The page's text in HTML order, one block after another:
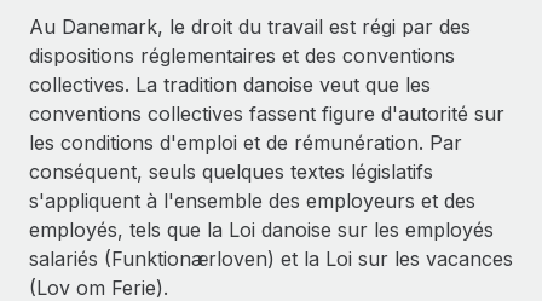
SERVICES
Demandez aux experts
Recevez des conseils d’experts sur les RH à
l’international et la conformité
Contrôles d’antécédents
Simplifiez vos processus de présélection des
candidats
Devenir partenaire
Explorez avec nous vos opportunités de partenariat
Bientôt disponible
Conseil en intégrations et automatisations assistées par
l’IA
ÉTUDES DE CAS
Salle de presse
Données sur les salaires et les talents
Centre de ressources
Obtenir de l’aide
Voir toutes les ressources
Au Danemark, le droit du travail est régi par des
dispositions réglementaires et des conventions
collectives. La tradition danoise veut que les
conventions collectives fassent figure d'autorité sur
les conditions d'emploi et de rémunération. Par
conséquent, seuls quelques textes législatifs
s'appliquent à l'ensemble des employeurs et des
employés, tels que la Loi danoise sur les employés
salariés (Funktionærloven) et la Loi sur les vacances
(Lov om Ferie).